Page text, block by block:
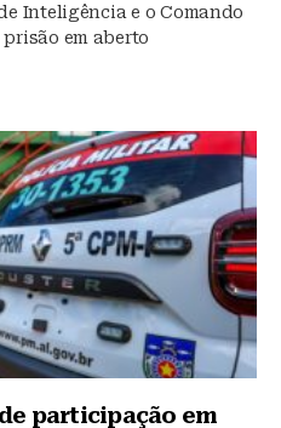
Inteligência e o Comando
em aberto
participação em